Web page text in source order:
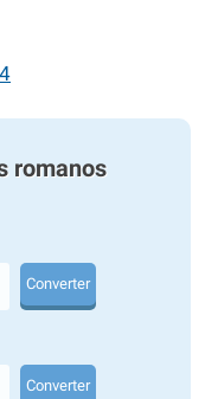
romanos
Converter
Converter